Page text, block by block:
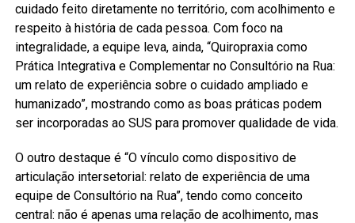
cuidado feito diretamente no território, com acolhimento e
respeito à história de cada pessoa. Com foco na
integralidade, a equipe leva, ainda, “Quiropraxia como
Prática Integrativa e Complementar no Consultório na Rua:
um relato de experiência sobre o cuidado ampliado e
humanizado”, mostrando como as boas práticas podem
ser incorporadas ao SUS para promover qualidade de vida.
O outro destaque é “O vínculo como dispositivo de
articulação intersetorial: relato de experiência de uma
equipe de Consultório na Rua”, tendo como conceito
central: não é apenas uma relação de acolhimento, mas